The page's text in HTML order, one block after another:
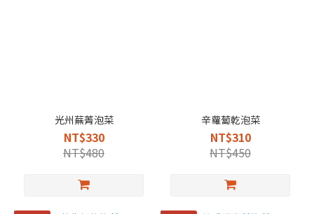
光州蕪菁泡菜
NT$330
NT$480
辛蘿蔔乾泡菜
NT$310
NT$450